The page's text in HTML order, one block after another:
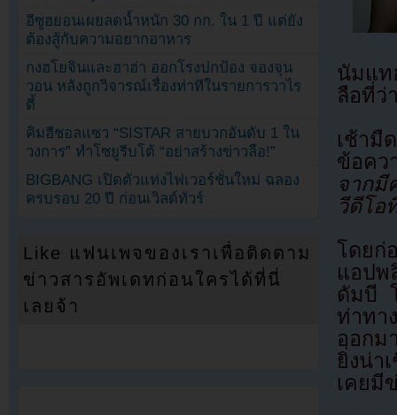
นัมแท
ลือที่ว่
เช้า
ข้อคว
จากมี
วีดีโอ
โดยก่
แอปพ
ดัมบี
ท่าทา
ออกม
ยิ่งน่า
เคยมี
อีซูฮยอนเผยลดน้ำหนัก 30 กก. ใน 1 ปี แต่ยัง
ต้องสู้กับความอยากอาหาร
กงฮโยจินและฮาฮ่า ออกโรงปกป้อง จองจุน
วอน หลังถูกวิจารณ์เรื่องท่าทีในรายการวาไร
ตี้
คิมฮีชอลแซว “SISTAR สายบวกอันดับ 1 ใน
วงการ” ทำโซยูรีบโต้ “อย่าสร้างข่าวลือ!”
BIGBANG เปิดตัวแท่งไฟเวอร์ชั่นใหม่ ฉลอง
ครบรอบ 20 ปี ก่อนเวิลด์ทัวร์
Like แฟนเพจของเราเพื่อติดตาม
ข่าวสารอัพเดทก่อนใครได้ที่นี่
เลยจ้า